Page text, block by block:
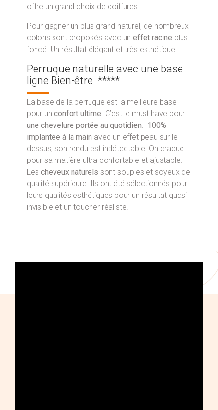
offre un grand choix de coiffures.
Pour gagner un plus grand naturel, de nombreux
coloris sont proposés avec un effet racine plus
foncé. Un résultat élégant et très esthétique.
Perruque naturelle avec une base
ligne Bien-être *****
La base de la perruque est la meilleure base
pour un confort ultime . C’est le must have pour
une chevelure portée au quotidien
100%
implantée à la main avec un effet peau sur le
dessus, son rendu est indétectable. On craque
pour sa matière ultra confortable et ajustable.
Les cheveux naturels sont souples et soyeux de
qualité supérieure. Ils ont été sélectionnés pour
leurs qualités esthétiques pour un résultat quasi
invisible et un toucher réaliste.